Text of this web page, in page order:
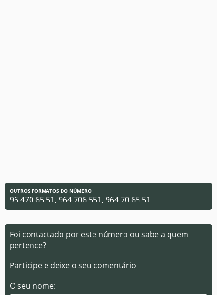
OUTROS FORMATOS DO NÚMERO
96 470 65 51, 964 706 551, 964 70 65 51
Foi contactado por este número ou sabe a quem
pertence?
Participe e deixe o seu comentário
O seu nome: